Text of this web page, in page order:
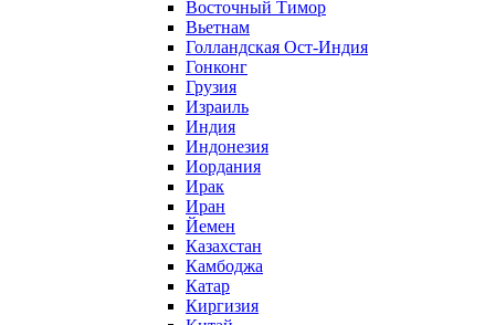
Восточный Тимор
Вьетнам
Голландская Ост-Индия
Гонконг
Грузия
Израиль
Индия
Индонезия
Иордания
Ирак
Иран
Йемен
Казахстан
Камбоджа
Катар
Киргизия